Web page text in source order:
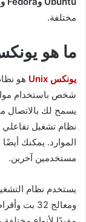
مختلفة.
ما هو
يونكس Unix
هو
يسمح لك بالاتصال
نظام تشغيل تفاعلي
مستخدمين آخرين.
يستخدم نظام